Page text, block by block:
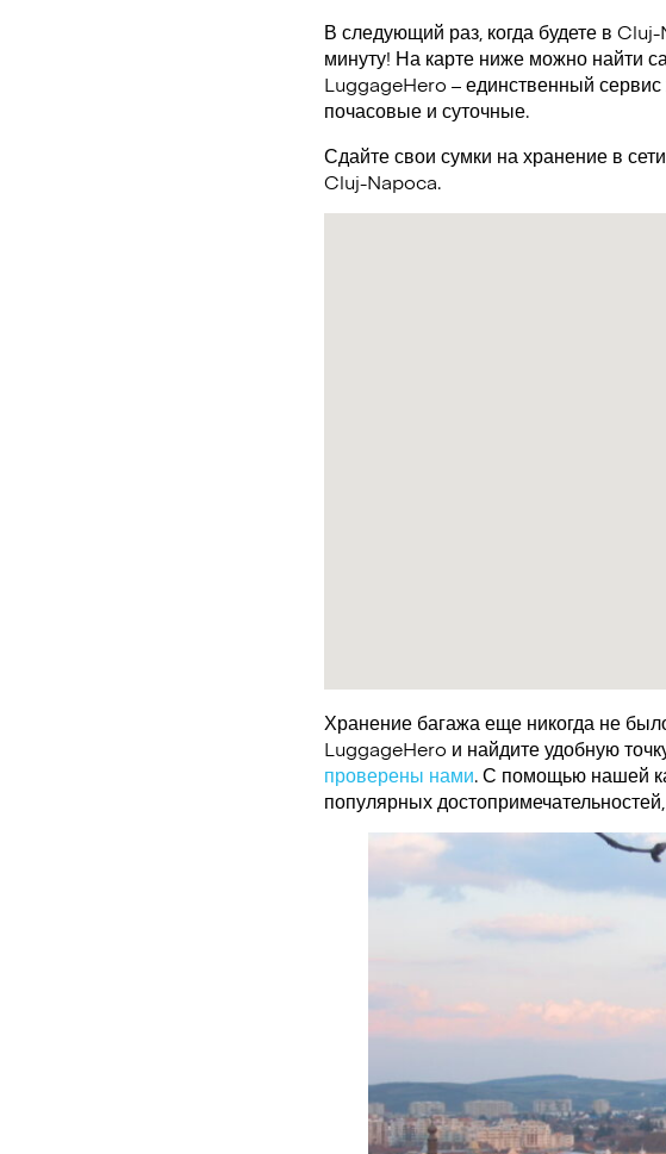
В следующий раз, когда будете в
минуту! На карте ниже можно найти
LuggageHero – единственный
почасовые и суточные.
Сдайте свои сумки на хранение в
Cluj-Napoca.
Хранение багажа еще никогда не
LuggageHero и найдите удобную
проверены нами. С помощью нашей
популярных